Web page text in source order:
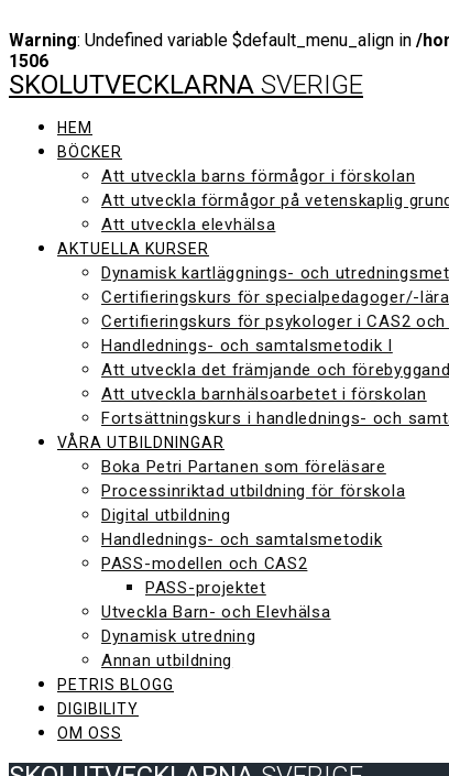
Warning: Undefined variable $default_menu_align in /
1506
Hoppa
till
innehåll
SKOLUTVECKLARNA SVERIGE
HEM
BÖCKER
Att utveckla barns förmågor i förskolan
Att utveckla förmågor på vetenskaplig
Att utveckla elevhälsa
AKTUELLA KURSER
Dynamisk kartläggnings- och
Certifieringskurs för specialpedagoger/-
Certifieringskurs för psykologer i CAS2 och
Handlednings- och samtalsmetodik I
Att utveckla det främjande och
Att utveckla barnhälsoarbetet i förskolan
Fortsättningskurs i handlednings- och
VÅRA UTBILDNINGAR
Boka Petri Partanen som föreläsare
Processinriktad utbildning för förskola
Digital utbildning
Handlednings- och samtalsmetodik
PASS-modellen och CAS2
PASS-projektet
Utveckla Barn- och Elevhälsa
Dynamisk utredning
Annan utbildning
PETRIS BLOGG
DIGIBILITY
OM OSS